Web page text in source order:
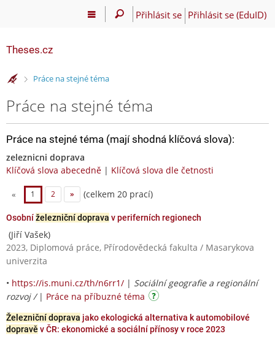
Přihlásit se Přihlásit se (EduID)
Theses.cz
>Práce na stejné téma
Práce na stejné téma
Práce na stejné téma (mají shodná klíčová slova):
zeleznicni doprava
Klíčová slova abecedně | Klíčová slova dle četnosti
« 1 2 » (celkem 20 prací)
Osobníželezniční doprava v periferních regionech
(Jiří Vašek)
2023, Diplomová práce, Přírodovědecká fakulta / Masarykova
univerzita
• https://is.muni.cz/th/n6rr1/ | Sociální geografie a regionální
rozvoj / | Práce na příbuzné téma
Železniční doprava jako ekologická alternativa k automobilové
dopravě v ČR: ekonomické a sociální přínosy v roce 2023